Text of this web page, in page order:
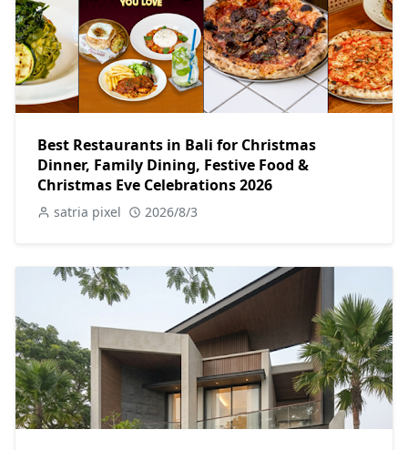
Best Restaurants in Bali for Christmas
Dinner, Family Dining, Festive Food &
Christmas Eve Celebrations 2026
satria pixel 2026/8/3